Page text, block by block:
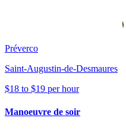
Préverco
Saint-Augustin-de-Desmaures
$18 to $19 per hour
Manoeuvre de soir